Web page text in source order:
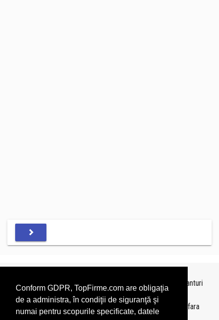
Conform GDPR, TopFirme.com are obligaţia
de a administra, în condiţii de siguranţă şi
numai pentru scopurile specificate, datele
Topurile sunt realizate deTopFirme
pe baza ultimelor bilanturi
depuse si au scop informativ.
Este interzisa folosirea topurilor fara acordul TopFirme si fara